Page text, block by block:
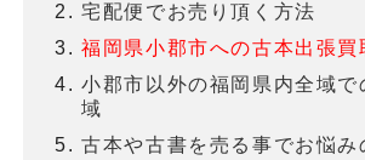
宅配便でお売り頂く方法
福岡県小郡市への古本出張買
小郡市以外の福岡県内全域で
域
古本や古書を売る事でお悩み